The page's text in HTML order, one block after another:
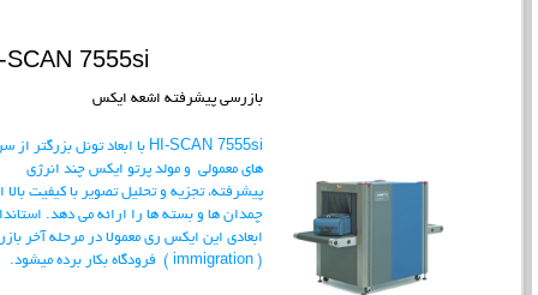
SCAN 7555si
بازرسی پیشرفته اشعه ایکس
HI-SCAN 7555si با ابعاد تونل بزرگتر از
های معمولی و مولد پرتو ایکس چند انرژی
پیشرفته، تجزیه و تحلیل تصویر با کیفیت بالا
چمدان ها و بسته ها را ارائه می دهد.
ابعادی این ایکس ری معمولا در مرحله آخر
( immigration ) فرودگاه بکار برده میشود.